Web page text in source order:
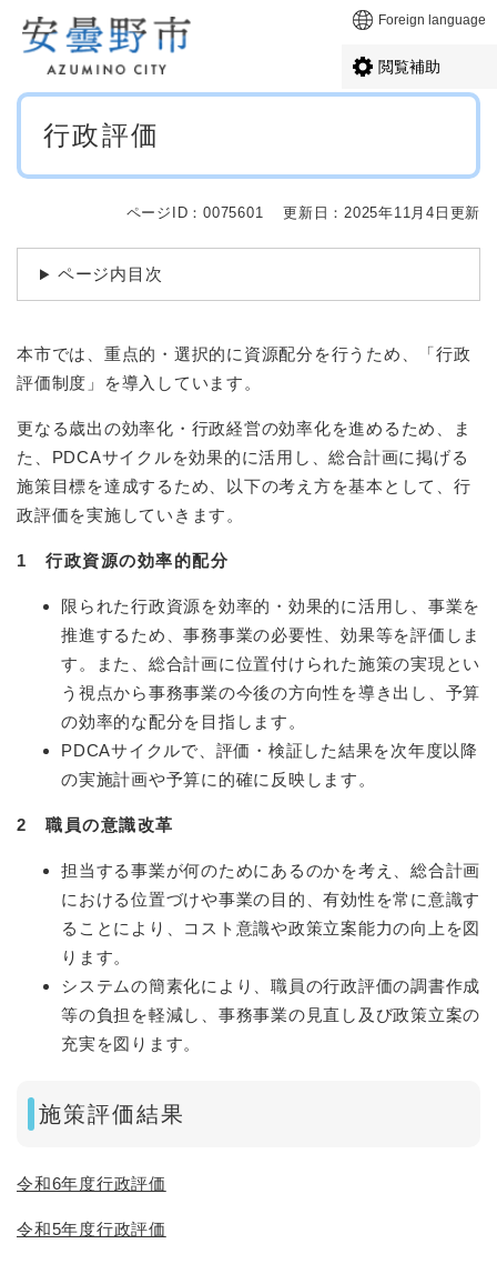
メニューを飛ばして本文へ Foreign language
閲覧補助
本
行政評価
ページID：0075601 更新日：2025年11月4日更新
ページ内目次
本市では、重点的・選択的に資源配分を行うため、「行政
評価制度」を導入しています。
更なる歳出の効率化・行政経営の効率化を進めるため、ま
た、PDCAサイクルを効果的に活用し、総合計画に掲げる
施策目標を達成するため、以下の考え方を基本として、行
政評価を実施していきます。
1 行政資源の効率的配分
限られた行政資源を効率的・効果的に活用し、事業を
推進するため、事務事業の必要性、効果等を評価しま
す。また、総合計画に位置付けられた施策の実現とい
う視点から事務事業の今後の方向性を導き出し、予算
の効率的な配分を目指します。
PDCAサイクルで、評価・検証した結果を次年度以降
の実施計画や予算に的確に反映します。
2 職員の意識改革
担当する事業が何のためにあるのかを考え、総合計画
における位置づけや事業の目的、有効性を常に意識す
ることにより、コスト意識や政策立案能力の向上を図
ります。
システムの簡素化により、職員の行政評価の調書作成
等の負担を軽減し、事務事業の見直し及び政策立案の
充実を図ります。
施策評価結果
令和6年度行政評価
令和5年度行政評価